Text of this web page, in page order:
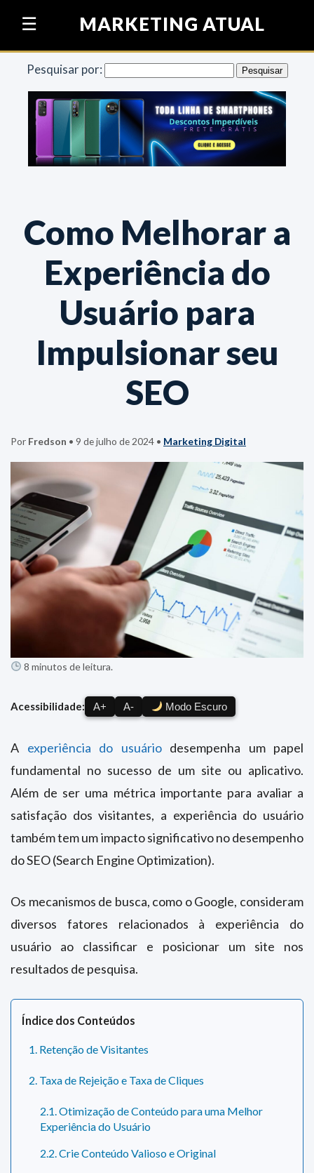
☰ MARKETING ATUAL
Pesquisar por:
Como Melhorar a
Experiência do
Usuário para
Impulsionar seu
SEO
Por Fredson • 9 de julho de 2024 • Marketing Digital
8 minutos de leitura.
Acessibilidade: A+ A- Modo Escuro
A experiência do usuáriodesempenha um papel
fundamental no sucesso de um site ou aplicativo.
Além de ser uma métrica importante para avaliar a
satisfação dos visitantes, a experiência do usuário
também tem um impacto significativo no desempenho
do SEO (Search Engine Optimization).
Os mecanismos de busca, como o Google, consideram
diversos fatores relacionados à experiência do
usuário ao classificar e posicionar um site nos
resultados de pesquisa.
Índice dos Conteúdos
1. Retenção de Visitantes
2. Taxa de Rejeição e Taxa de Cliques
2.1. Otimização de Conteúdo para uma Melhor
Experiência do Usuário
2.2. Crie Conteúdo Valioso e Original